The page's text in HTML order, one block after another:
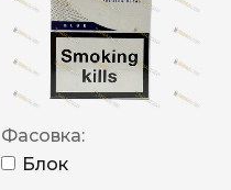
Фасовка:
Блок